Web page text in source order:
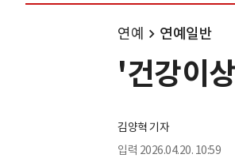
연예 연예일반
'건강이
김양혁 기자
입력 2026.04.20. 10:59